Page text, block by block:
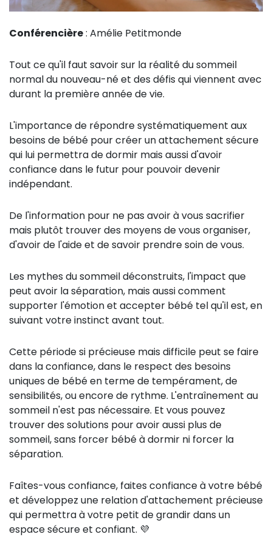
Conférencière: Amélie Petitmonde
Tout ce qu'il faut savoir sur la réalité du sommeil
normal du nouveau-né et des défis qui viennent avec
durant la première année de vie.
L'importance de répondre systématiquement aux
besoins de bébé pour créer un attachement sécure
qui lui permettra de dormir mais aussi d'avoir
confiance dans le futur pour pouvoir devenir
indépendant.
De l'information pour ne pas avoir à vous sacrifier
mais plutôt trouver des moyens de vous organiser,
d'avoir de l'aide et de savoir prendre soin de vous.
Les mythes du sommeil déconstruits, l'impact que
peut avoir la séparation, mais aussi comment
supporter l'émotion et accepter bébé tel qu'il est, en
suivant votre instinct avant tout.
Cette période si précieuse mais difficile peut se faire
dans la confiance, dans le respect des besoins
uniques de bébé en terme de tempérament, de
sensibilités, ou encore de rythme. L'entraînement au
sommeil n'est pas nécessaire. Et vous pouvez
trouver des solutions pour avoir aussi plus de
sommeil, sans forcer bébé à dormir ni forcer la
séparation.
Faîtes-vous confiance, faites confiance à votre bébé
et développez une relation d'attachement précieuse
qui permettra à votre petit de grandir dans un
espace sécure et confiant. 💜